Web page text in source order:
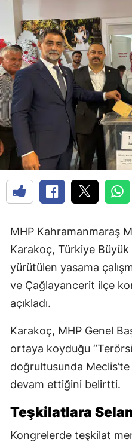
MHP Kahramanmaraş
Karakoç, Türkiye Büyük
yürütülen yasama
ve Çağlayancerit ilçe
açıkladı.
Karakoç, MHP Genel
ortaya koyduğu
doğrultusunda Meclis’te
devam ettiğini belirtti.
Teşkilatlara
Kongrelerde teşkilat